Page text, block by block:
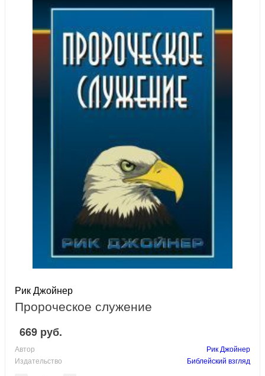
Рик Джойнер
Пророческое служение
669 руб.
Автор
Рик Джойнер
Издательство
Библейский взгляд